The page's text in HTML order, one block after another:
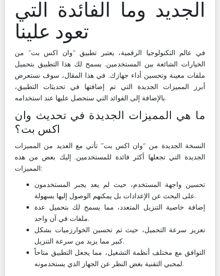
الجديد وما الفائدة التي
تعود علينا
في عالم التكنولوجيا الرقمية، يعتبر تطبيق “وان اكس بت” من
الخيارات الشائعة بين المستخدمين. يسمح لك هذا التطبيق بتحميل
ملفات معينة وتحسين أداء جهازك. في هذا المقال، سوف نستعرض
أبرز المميزات الجديدة التي تم إضافتها في تحديثات التطبيق،
بالإضافة إلى الفوائد التي ستحصل عليها عند استخدامه.
ما هي المميزات الجديدة في تحديث وان
اكس بت؟
النسخة الجديدة من “وان اكس بت” تأتي مع العديد من المميزات
الجديدة التي تجعلها أكثر فائدة للمستخدمين. إليك بعض من هذه
المميزات:
تحسين واجهة المستخدم، حيث لم يعد يجبر المستخدمون
على البحث عن الإعدادات بل يمكنهم الوصول إليها بسهولة.
إضافة خاصية التنزيل المتعدد، مما يسمح لك بتحميل عدة
ملفات في آن واحد.
تعزيز سرعة التحميل، حيث تم تحسين الخوارزميات بشكل
كبير مما يزيد من سرعة التنزيل.
التوافق مع مختلف أنظمة التشغيل، مما يجعل التطبيق متاحاً
لمحبي التقنية بغض النظر عن الجهاز الذي يستخدمونه.